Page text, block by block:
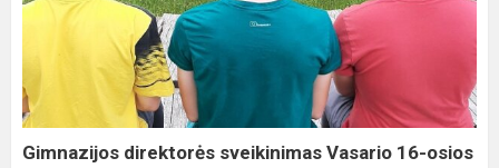
sveikinimas
16-
osios
proga
Gimnazijos direktorės sveikinimas Vasario 16-osios